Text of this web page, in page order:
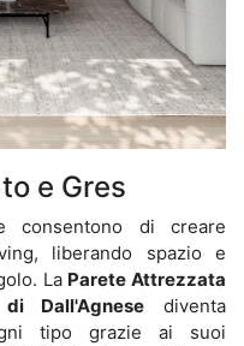
e Gres
consentono di creare
liberando spazio e
La Parete Attrezzata
Dall'Agnese diventa
tipo grazie ai suoi